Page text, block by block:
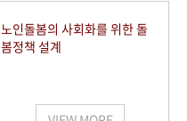
노인돌봄의 사회화를 위한 돌
봄정책 설계